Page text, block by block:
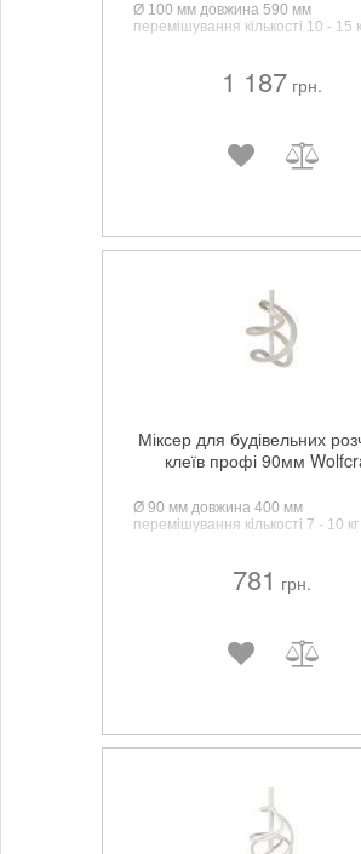
Ø 100 мм довжина 590 мм
перемішування кількості 10 - 15
1 187 грн.
Міксер для будівельних
клеїв профі 90мм
Ø 90 мм довжина 400 мм
перемішування кількості 7 - 10 кг
781 грн.